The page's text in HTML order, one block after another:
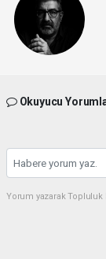
Okuyucu
Yorum yazarak Topluluk